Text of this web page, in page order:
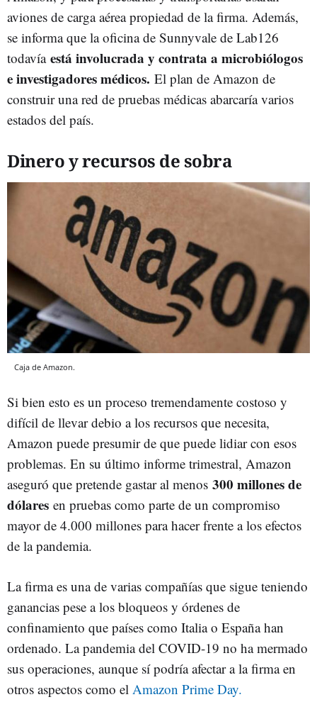
aviones de carga aérea propiedad de la firma. Además,
se informa que la oficina de Sunnyvale de Lab126
todavía está involucrada y contrata a microbiólogos
e investigadores médicos. El plan de Amazon de
construir una red de pruebas médicas abarcaría varios
estados del país.
Dinero y recursos de sobra
Caja de Amazon.
Si bien esto es un proceso tremendamente costoso y
difícil de llevar debio a los recursos que necesita,
Amazon puede presumir de que puede lidiar con esos
problemas. En su último informe trimestral, Amazon
aseguró que pretende gastar al menos 300 millones de
dólares en pruebas como parte de un compromiso
mayor de 4.000 millones para hacer frente a los efectos
de la pandemia.
La firma es una de varias compañías que sigue teniendo
ganancias pese a los bloqueos y órdenes de
confinamiento que países como Italia o España han
ordenado. La pandemia del COVID-19 no ha mermado
sus operaciones, aunque sí podría afectar a la firma en
otros aspectos como el Amazon Prime Day.